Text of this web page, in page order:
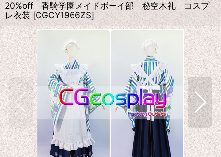
20%off 香騎学園メイドボーイ部 秘空木礼 コスプ
レ衣装 [CGCY1966ZS]